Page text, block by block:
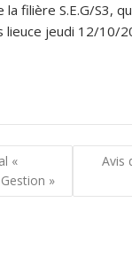
la filière S.E.G/S3, qu
lieuce jeudi 12/10/
«
»
Avis